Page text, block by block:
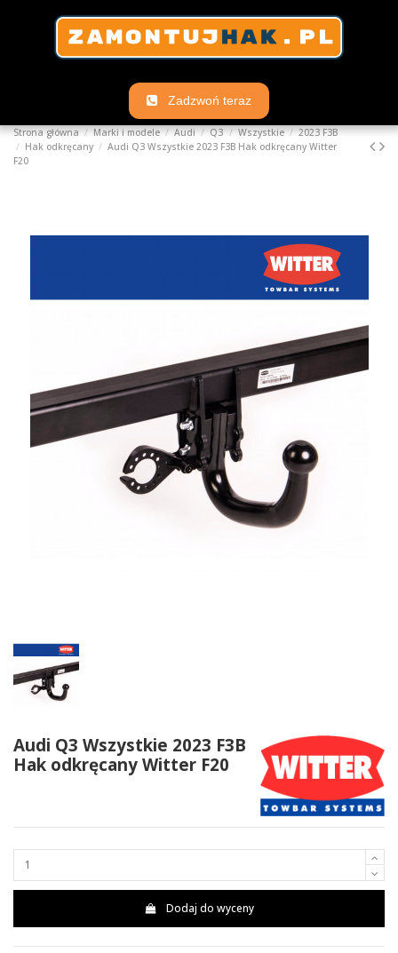
Zadzwoń teraz
Strona główna Marki i modele Audi Q3 Wszystkie
2023 F3B
Hak odkręcany
Audi Q3 Wszystkie 2023 F3B Hak odkręcany Witter
F20
Audi Q3 Wszystkie 2023 F3B
Hak odkręcany Witter F20
Dodaj do wyceny